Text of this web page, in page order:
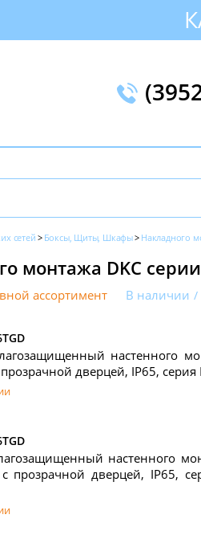
сетей Боксы, Щиты, Шкафы Накладного
монтажа DKC
ассортимент В наличии
настенного
прозрачной дверцей, IP65, серия
настенного
прозрачной дверцей, IP65,